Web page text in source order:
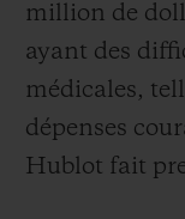
million de
ayant des
médicales,
dépenses
Hublot fait